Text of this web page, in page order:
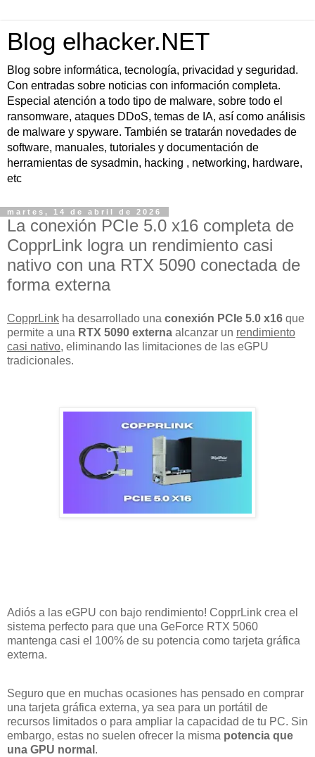
Blog elhacker.NET
Blog sobre informática, tecnología, privacidad y seguridad.
Con entradas sobre noticias con información completa.
Especial atención a todo tipo de malware, sobre todo el
ransomware, ataques DDoS, temas de IA, así como análisis
de malware y spyware. También se tratarán novedades de
software, manuales, tutoriales y documentación de
herramientas de sysadmin, hacking , networking, hardware,
etc
martes, 14 de abril de 2026
La conexión PCIe 5.0 x16 completa de
CopprLink logra un rendimiento casi
nativo con una RTX 5090 conectada de
forma externa
CopprLink ha desarrollado una conexión PCIe 5.0 x16 que
permite a una RTX 5090 externa alcanzar un rendimiento
casi nativo, eliminando las limitaciones de las eGPU
tradicionales.
Adiós a las eGPU con bajo rendimiento! CopprLink crea el
sistema perfecto para que una GeForce RTX 5060
mantenga casi el 100% de su potencia como tarjeta gráfica
externa.
Seguro que en muchas ocasiones has pensado en comprar
una tarjeta gráfica externa, ya sea para un portátil de
recursos limitados o para ampliar la capacidad de tu PC. Sin
embargo, estas no suelen ofrecer la misma potencia que
una GPU normal .